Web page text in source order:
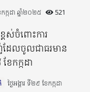
កក្កដា ឆ្នាំ២០២៥​ 521
ពស់ចំពោះការ
ែលចូលជាធរមាន
ែកក្កដា
ថ្ងៃអង្គារ ទី២៩ ខែកក្កដា